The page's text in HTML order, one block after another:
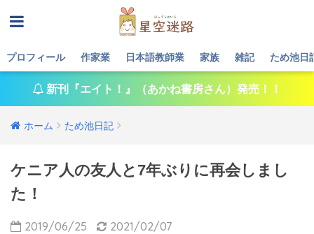
プロフィール 作家業 日本語教師業 家族 雑記 ため池日
新刊『エイト！』（あかね書房さん）発売！！
ホーム ため池日記
ケニア人の友人と7年ぶりに再会しまし
た！
2019/06/25 2021/02/07